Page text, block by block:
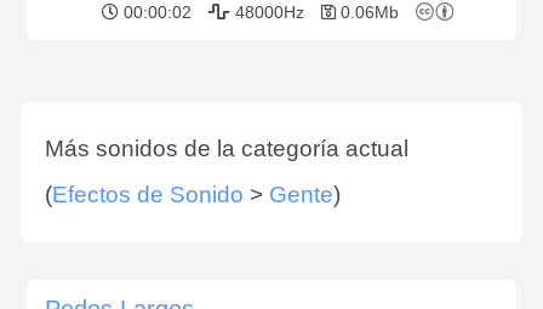
00:00:02 48000Hz 0.06Mb
Más sonidos de la categoría actual
(Efectos de Sonido > Gente)